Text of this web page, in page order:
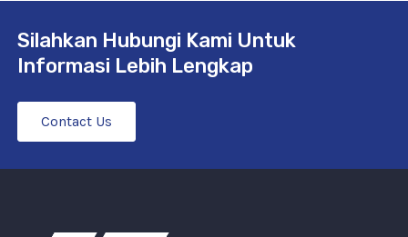
Silahkan Hubungi Kami Untuk
Informasi Lebih Lengkap
Contact Us